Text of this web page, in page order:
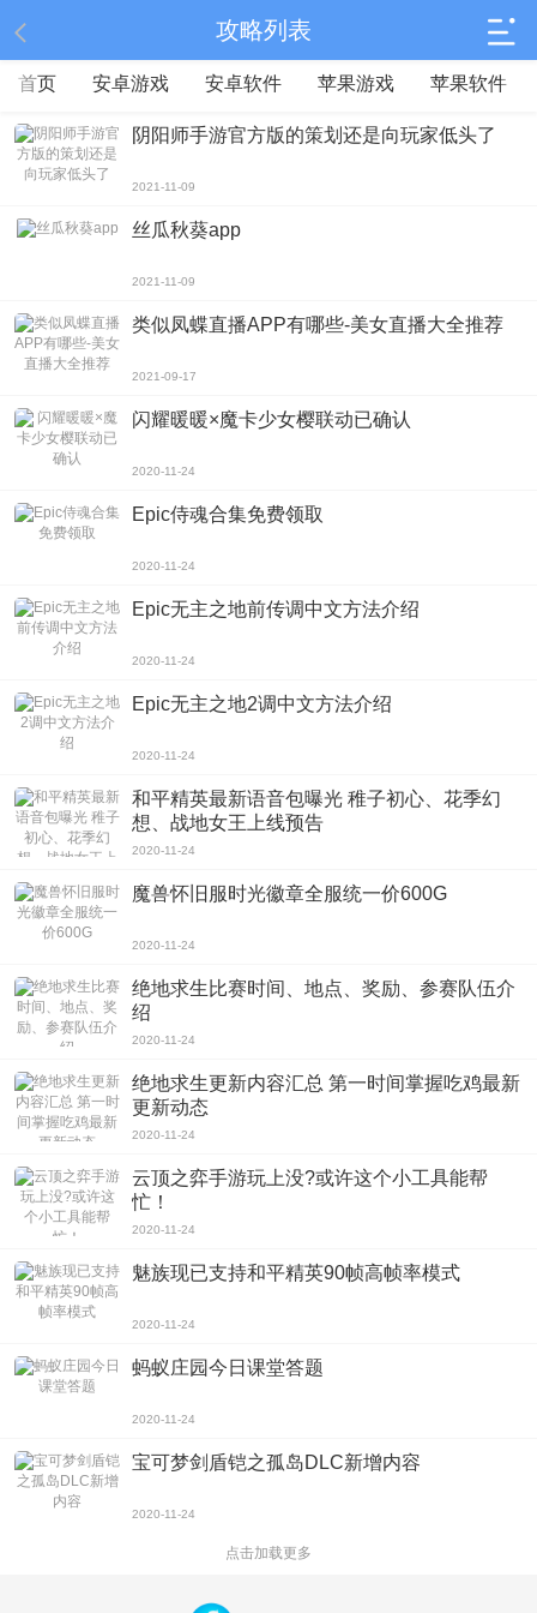
攻略列表
首页 安卓游戏 安卓软件 苹果游戏 苹果软件
阴阳师手游官方版的策划还是向玩家低头了
2021-11-09
丝瓜秋葵app
2021-11-09
类似凤蝶直播APP有哪些-美女直播大全推荐
2021-09-17
闪耀暖暖×魔卡少女樱联动已确认
2020-11-24
Epic侍魂合集免费领取
2020-11-24
Epic无主之地前传调中文方法介绍
2020-11-24
Epic无主之地2调中文方法介绍
2020-11-24
和平精英最新语音包曝光 稚子初心、花季幻
想、战地女王上线预告
2020-11-24
魔兽怀旧服时光徽章全服统一价600G
2020-11-24
绝地求生比赛时间、地点、奖励、参赛队伍介
绍
2020-11-24
绝地求生更新内容汇总 第一时间掌握吃鸡最新
更新动态
2020-11-24
云顶之弈手游玩上没?或许这个小工具能帮
忙！
2020-11-24
魅族现已支持和平精英90帧高帧率模式
2020-11-24
蚂蚁庄园今日课堂答题
2020-11-24
宝可梦剑盾铠之孤岛DLC新增内容
2020-11-24
点击加载更多